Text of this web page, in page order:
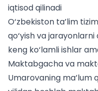
iqtisod qilinadi
O‘zbekiston ta’lim
qo‘yish va
keng ko‘lamli ishlar
Maktabgacha va
Umarovaning ma’lum